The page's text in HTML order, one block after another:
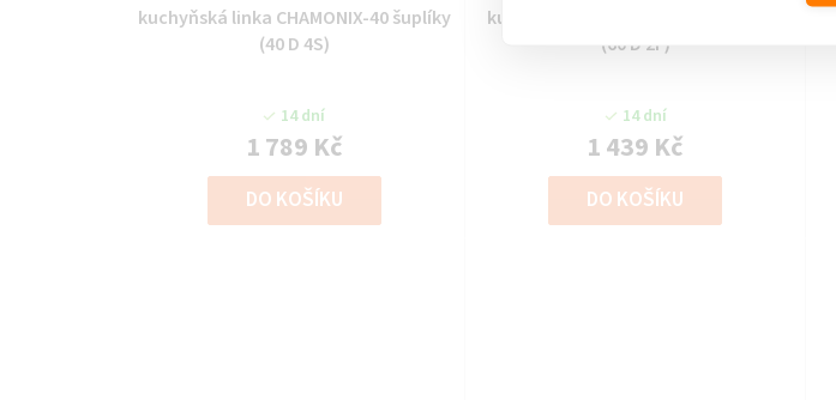
kuchyňská linka CHAMONIX-40 šuplíky
(40 D 4S)
14 dní
1 789 Kč
DO KOŠÍKU
kuchyňská linka CHAMONIX-60 dolní
(60 D 2F)
14 dní
1 439 Kč
DO KOŠÍKU